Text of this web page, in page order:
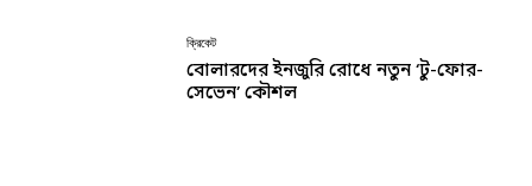
ক্রিকেট
বোলারদের ইনজুরি রোধে নতুন ‘টু-ফোর-
সেভেন’ কৌশল